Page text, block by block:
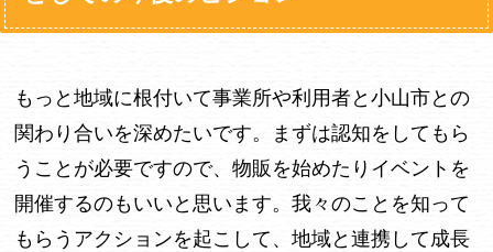
もっと地域に根付いて事業所や利用者と小山市との
関わり合いを深めたいです。まずは認知をしてもら
うことが必要ですので、物販を始めたりイベントを
開催するのもいいと思います。我々のことを知って
もらうアクションを起こして、地域と連携して成長